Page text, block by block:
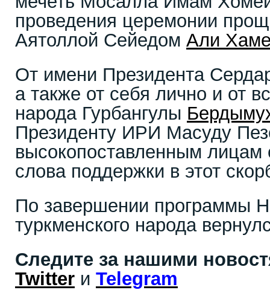
проведения церемонии
Аятоллой Сейедом Али
От имени Президента
а также от себя лично и от
народа Гурбангулы
Президенту ИРИ Масуду
высокопоставленным лицам
слова поддержки в этот
По завершении программы
туркменского народа
Следите за нашими
Twitter и Telegram